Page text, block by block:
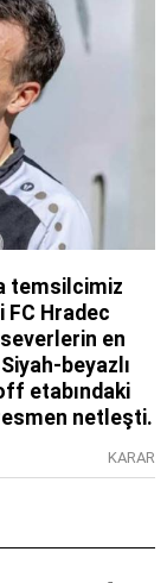
temsilcimiz
Hradec
en
beyazlı
etabındaki
netleşti.
KARAR